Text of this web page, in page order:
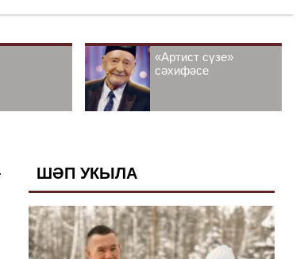
«Артист сүзе»
сәхифәсе
ШӘП УКЫЛА